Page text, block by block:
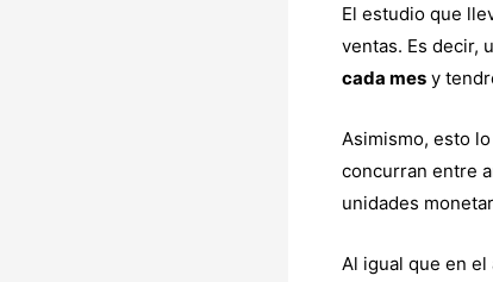
El estudio que
ventas. Es decir,
cada mes y
Asimismo, esto
concurran entre
unidades
Al igual que en